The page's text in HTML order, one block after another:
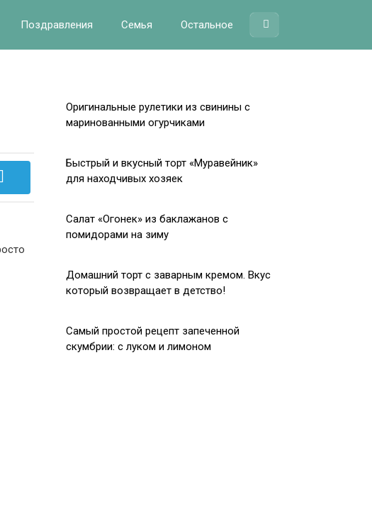
Поздравления Семья Остальное
Оригинальные рулетики из свинины с
маринованными огурчиками
Быстрый и вкусный торт «Муравейник»
для находчивых хозяек
Салат «Огонек» из баклажанов с
помидорами на зиму
Домашний торт с заварным кремом. Вкус
который возвращает в детство!
Самый простой рецепт запеченной
скумбрии: с луком и лимоном